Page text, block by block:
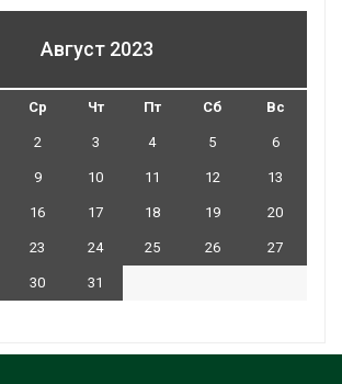
Август 2023
Ср Чт Пт Сб Вс
2 3 4 5 6
9 10 11 12 13
16 17 18 19 20
23 24 25 26 27
30
31